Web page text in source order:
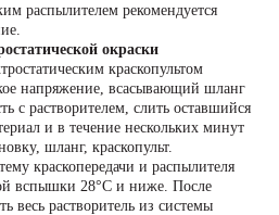
распы­лителем рекомендуется
окраски
краскопультом
напряжение, всасывающий шланг
с растворителем, слить оставшийся
и в течение нескольких минут
шланг, краскопульт.
краскопередачи и распылителя
вспышки 28°С и ниже. После
весь растворитель из системы